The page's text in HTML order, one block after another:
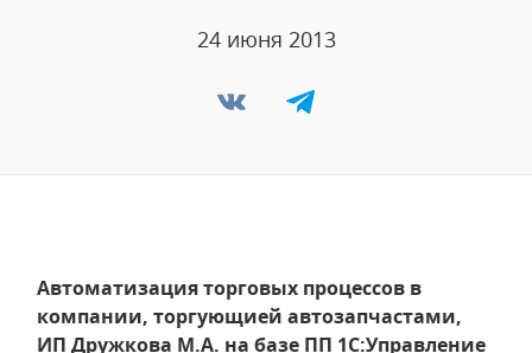
24 июня 2013
Автоматизация торговых процессов в
компании, торгующией автозапчастами,
ИП Дружкова М.А. на базе ПП 1С:Управление